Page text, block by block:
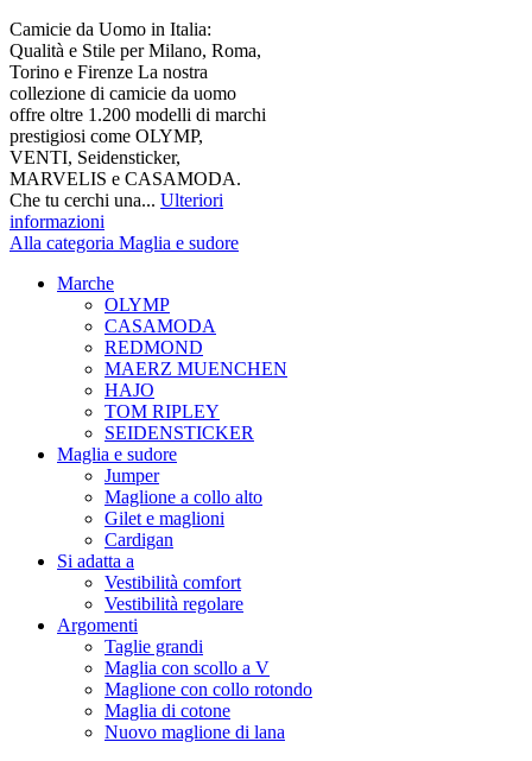
Camicie da Uomo in Italia:
Qualità e Stile per Milano, Roma,
Torino e Firenze La nostra
collezione di camicie da uomo
offre oltre 1.200 modelli di marchi
prestigiosi come OLYMP,
VENTI, Seidensticker,
MARVELIS e CASAMODA.
Che tu cerchi una... Ulteriori
informazioni
Alla categoria Maglia e sudore
Marche
OLYMP
CASAMODA
REDMOND
MAERZ MUENCHEN
HAJO
TOM RIPLEY
SEIDENSTICKER
Maglia e sudore
Jumper
Maglione a collo alto
Gilet e maglioni
Cardigan
Si adatta a
Vestibilità comfort
Vestibilità regolare
Argomenti
Taglie grandi
Maglia con scollo a V
Maglione con collo rotondo
Maglia di cotone
Nuovo maglione di lana